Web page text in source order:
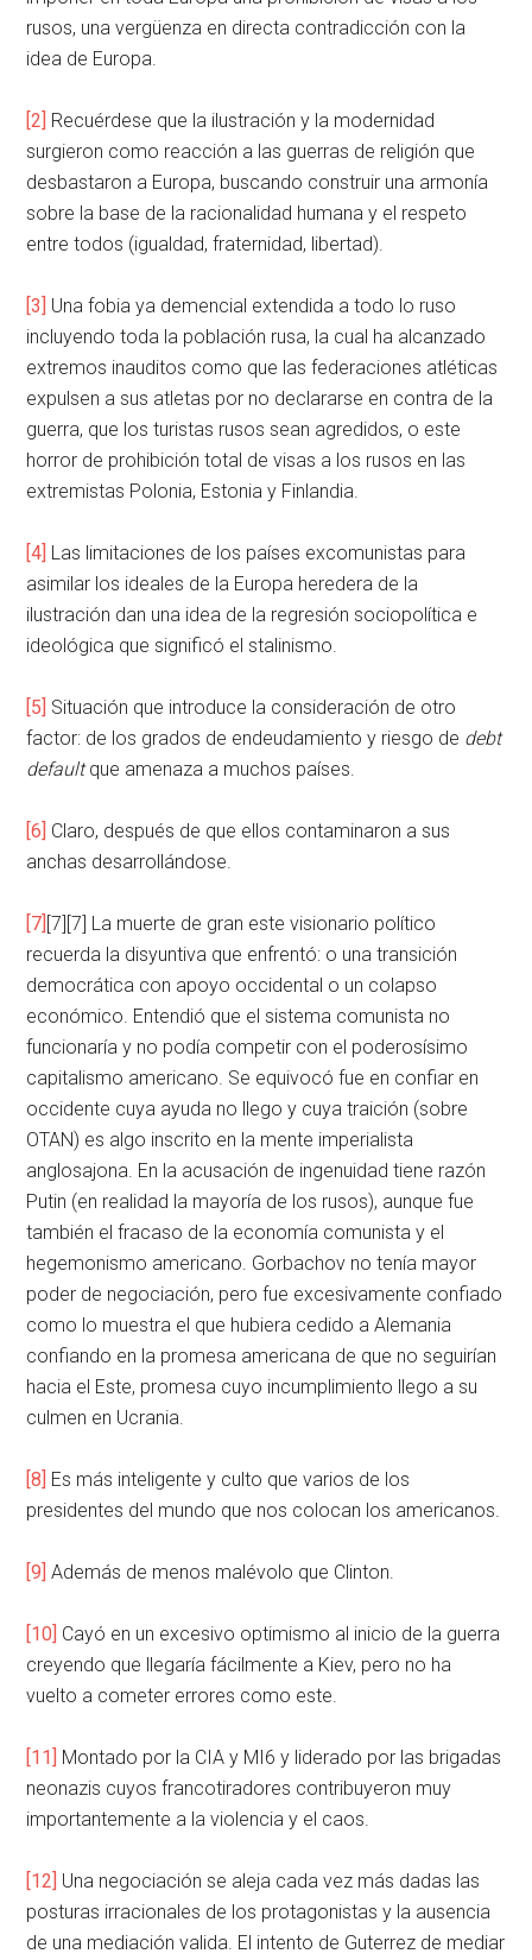
rusos, una vergüenza en directa contradicción con la
idea de Europa.
[2] Recuérdese que la ilustración y la modernidad
surgieron como reacción a las guerras de religión que
desbastaron a Europa, buscando construir una armonía
sobre la base de la racionalidad humana y el respeto
entre todos (igualdad, fraternidad, libertad).
[3] Una fobia ya demencial extendida a todo lo ruso
incluyendo toda la población rusa, la cual ha alcanzado
extremos inauditos como que las federaciones atléticas
expulsen a sus atletas por no declararse en contra de la
guerra, que los turistas rusos sean agredidos, o este
horror de prohibición total de visas a los rusos en las
extremistas Polonia, Estonia y Finlandia.
[4] Las limitaciones de los países excomunistas para
asimilar los ideales de la Europa heredera de la
ilustración dan una idea de la regresión sociopolítica e
ideológica que significó el stalinismo.
[5] Situación que introduce la consideración de otro
factor: de los grados de endeudamiento y riesgo de debt
defaultque amenaza a muchos países.
[6] Claro, después de que ellos contaminaron a sus
anchas desarrollándose.
[7] [7][7] La muerte de gran este visionario político
recuerda la disyuntiva que enfrentó: o una transición
democrática con apoyo occidental o un colapso
económico. Entendió que el sistema comunista no
funcionaría y no podía competir con el poderosísimo
capitalismo americano. Se equivocó fue en confiar en
occidente cuya ayuda no llego y cuya traición (sobre
OTAN) es algo inscrito en la mente imperialista
anglosajona. En la acusación de ingenuidad tiene razón
Putin (en realidad la mayoría de los rusos), aunque fue
también el fracaso de la economía comunista y el
hegemonismo americano. Gorbachov no tenía mayor
poder de negociación, pero fue excesivamente confiado
como lo muestra el que hubiera cedido a Alemania
confiando en la promesa americana de que no seguirían
hacia el Este, promesa cuyo incumplimiento llego a su
culmen en Ucrania.
[8] Es más inteligente y culto que varios de los
presidentes del mundo que nos colocan los americanos.
[9] Además de menos malévolo que Clinton.
[10] Cayó en un excesivo optimismo al inicio de la guerra
creyendo que llegaría fácilmente a Kiev, pero no ha
vuelto a cometer errores como este.
[11] Montado por la CIA y MI6 y liderado por las brigadas
neonazis cuyos francotiradores contribuyeron muy
importantemente a la violencia y el caos.
[12] Una negociación se aleja cada vez más dadas las
posturas irracionales de los protagonistas y la ausencia
de una mediación valida. El intento de Guterrez de mediar